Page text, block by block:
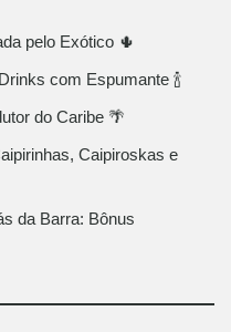
pelo Exótico 🌵
com Espumante 🍾
do Caribe 🌴
Caipiroskas e
da Barra: Bônus